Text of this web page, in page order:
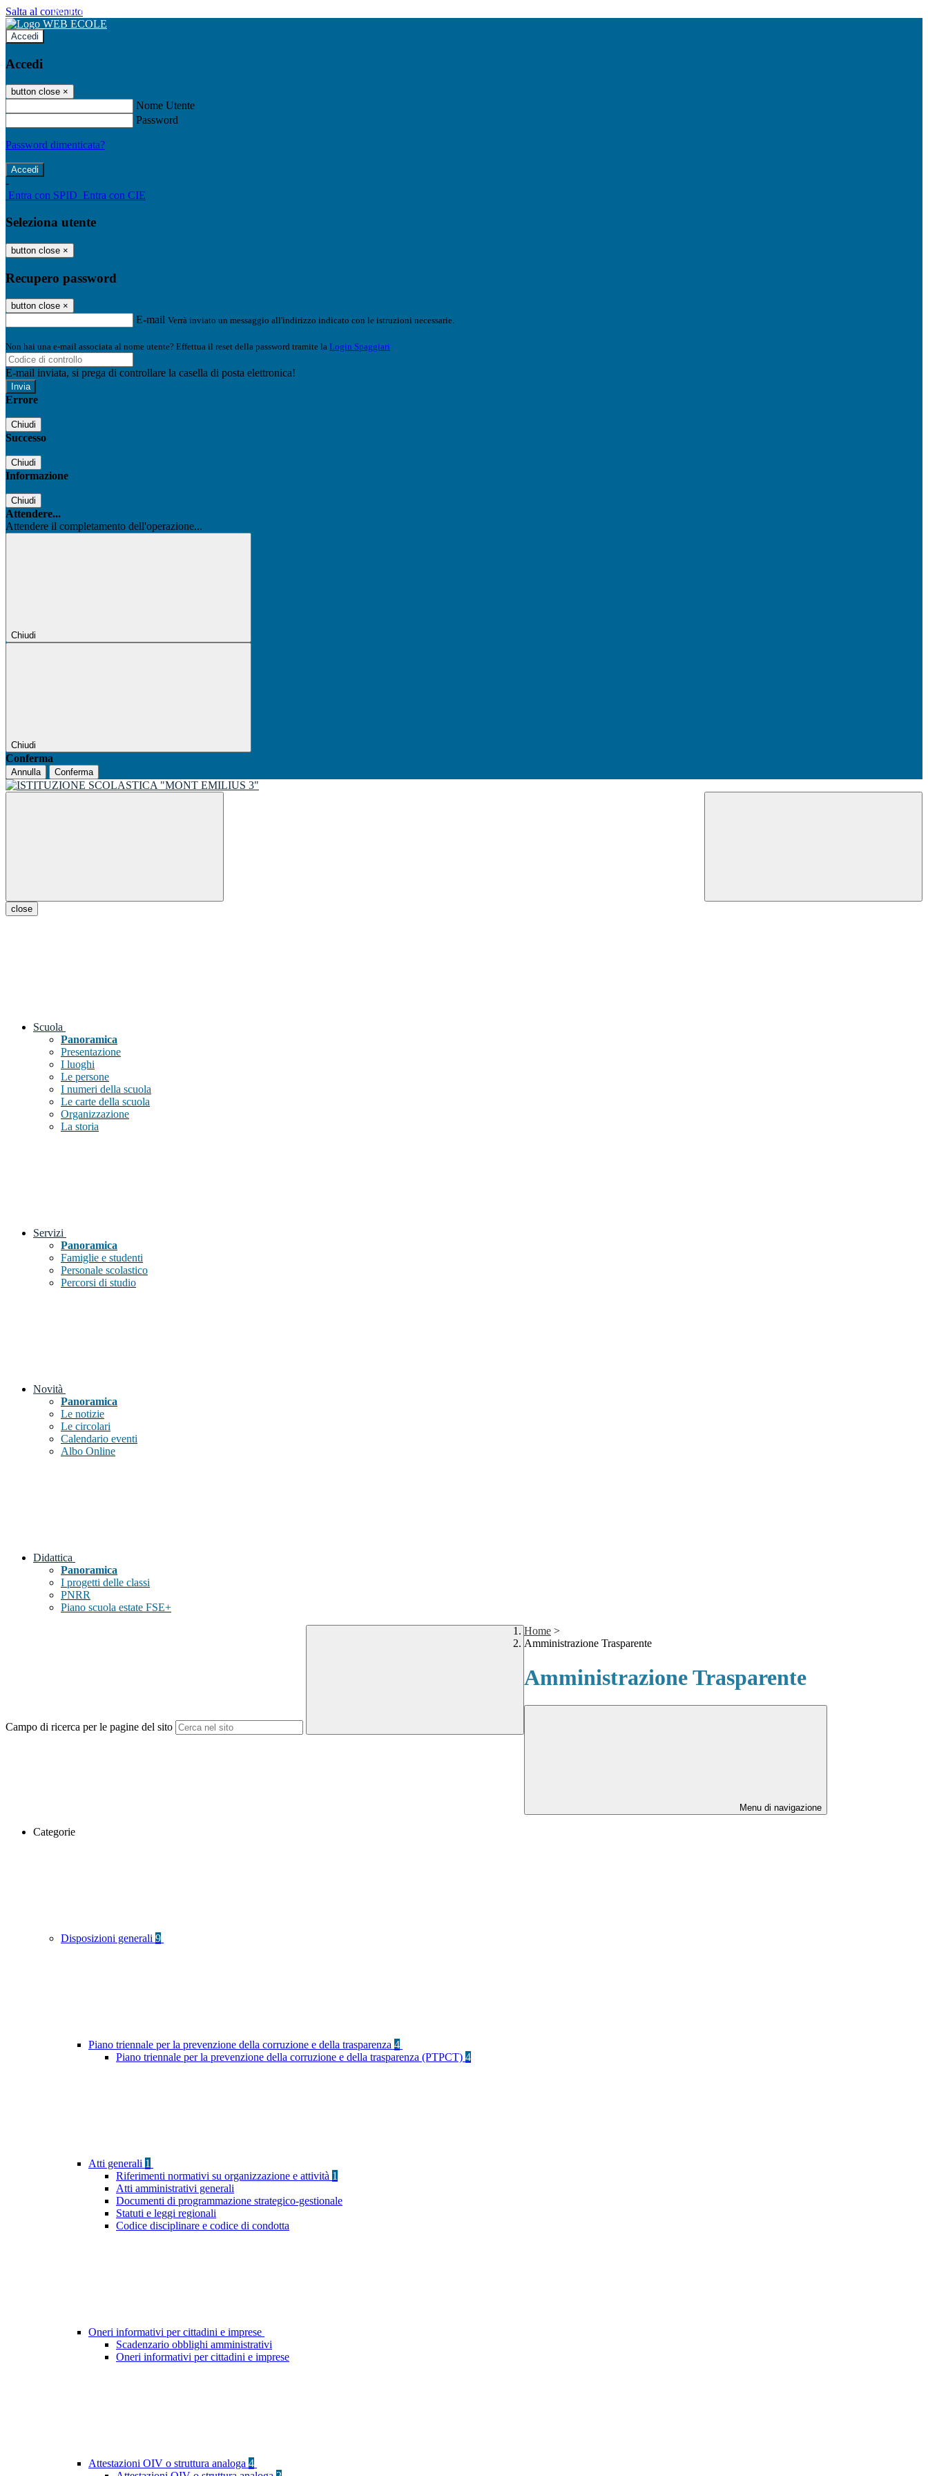
Salta al contenuto
WEB ECOLE
Accedi
Accedi
button close ×
Nome Utente
Password
Password dimenticata?
-
Entra con SPID Entra con CIE
Seleziona utente
button close ×
Recupero password
button close ×
E-mail Verrà inviato un messaggio all'indirizzo indicato con le istruzioni necessarie.
Non hai una e-mail associata al nome utente? Effettua il reset della password tramite la Login Spaggiari
E-mail inviata, si prega di controllare la casella di posta elettronica!
Errore
Chiudi
Successo
Chiudi
Informazione
Chiudi
Attendere...
Attendere il completamento dell'operazione...
Chiudi
Chiudi
Conferma
Annulla Conferma
close
Scuola
Panoramica
Presentazione
I luoghi
Le persone
I numeri della scuola
Le carte della scuola
Organizzazione
La storia
Servizi
Panoramica
Famiglie e studenti
Personale scolastico
Percorsi di studio
Novità
Panoramica
Le notizie
Le circolari
Calendario eventi
Albo Online
Didattica
Panoramica
I progetti delle classi
PNRR
Piano scuola estate FSE+
Campo di ricerca per le pagine del sito
Home >
Amministrazione Trasparente
Amministrazione Trasparente
Menu di navigazione
Categorie
Disposizioni generali 9
Piano triennale per la prevenzione della corruzione e della trasparenza 4
Piano triennale per la prevenzione della corruzione e della trasparenza (PTPCT) 4
Atti generali 1
Riferimenti normativi su organizzazione e attività 1
Atti amministrativi generali
Documenti di programmazione strategico-gestionale
Statuti e leggi regionali
Codice disciplinare e codice di condotta
Oneri informativi per cittadini e imprese
Scadenzario obblighi amministrativi
Oneri informativi per cittadini e imprese
Attestazioni OIV o struttura analoga 4